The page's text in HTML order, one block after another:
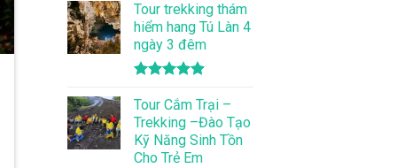
hạng5.00
5 sao
Tour trekking thám
hiểm hang Tú Làn 4
ngày 3 đêm
hạng4.86
5 sao
Tour Cắm Trại –
Trekking –Đào Tạo
Kỹ Năng Sinh Tồn
Cho Trẻ Em